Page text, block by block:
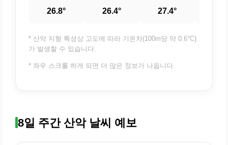
26.8° 26.4° 27.4°
* 산악 지형 특성상 고도에 따라 기온차(100m당 약 0.6°C)
가 발생할 수 있습니다.
* 좌우 스크롤 하게 되면 더 많은 정보가 나옵니다.
8일 주간 산악 날씨 예보